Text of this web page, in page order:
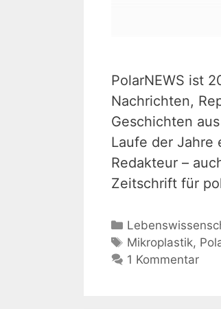
PolarNEWS ist
Nachrichten,
Geschichten
Laufe der Jahre
Redakteur –
Zeitschrift für
Kategorien
Schlagwörter
Mikroplastik,
1 Kommentar